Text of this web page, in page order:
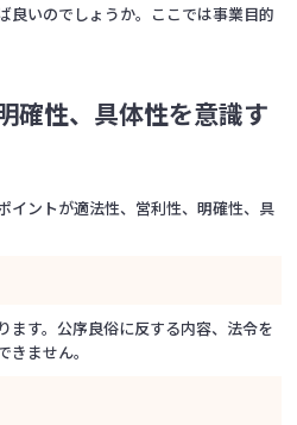
良いのでしょうか。ここでは事業目的
確性、具体性を意識す
イントが適法性、営利性、明確性、具
ます。公序良俗に反する内容、法令を
ません。